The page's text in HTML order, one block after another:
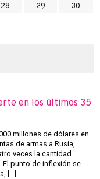
28 29
30
en los últimos 35
millones de dólares en
de armas a Rusia,
veces la cantidad
punto de inflexión se
[…]